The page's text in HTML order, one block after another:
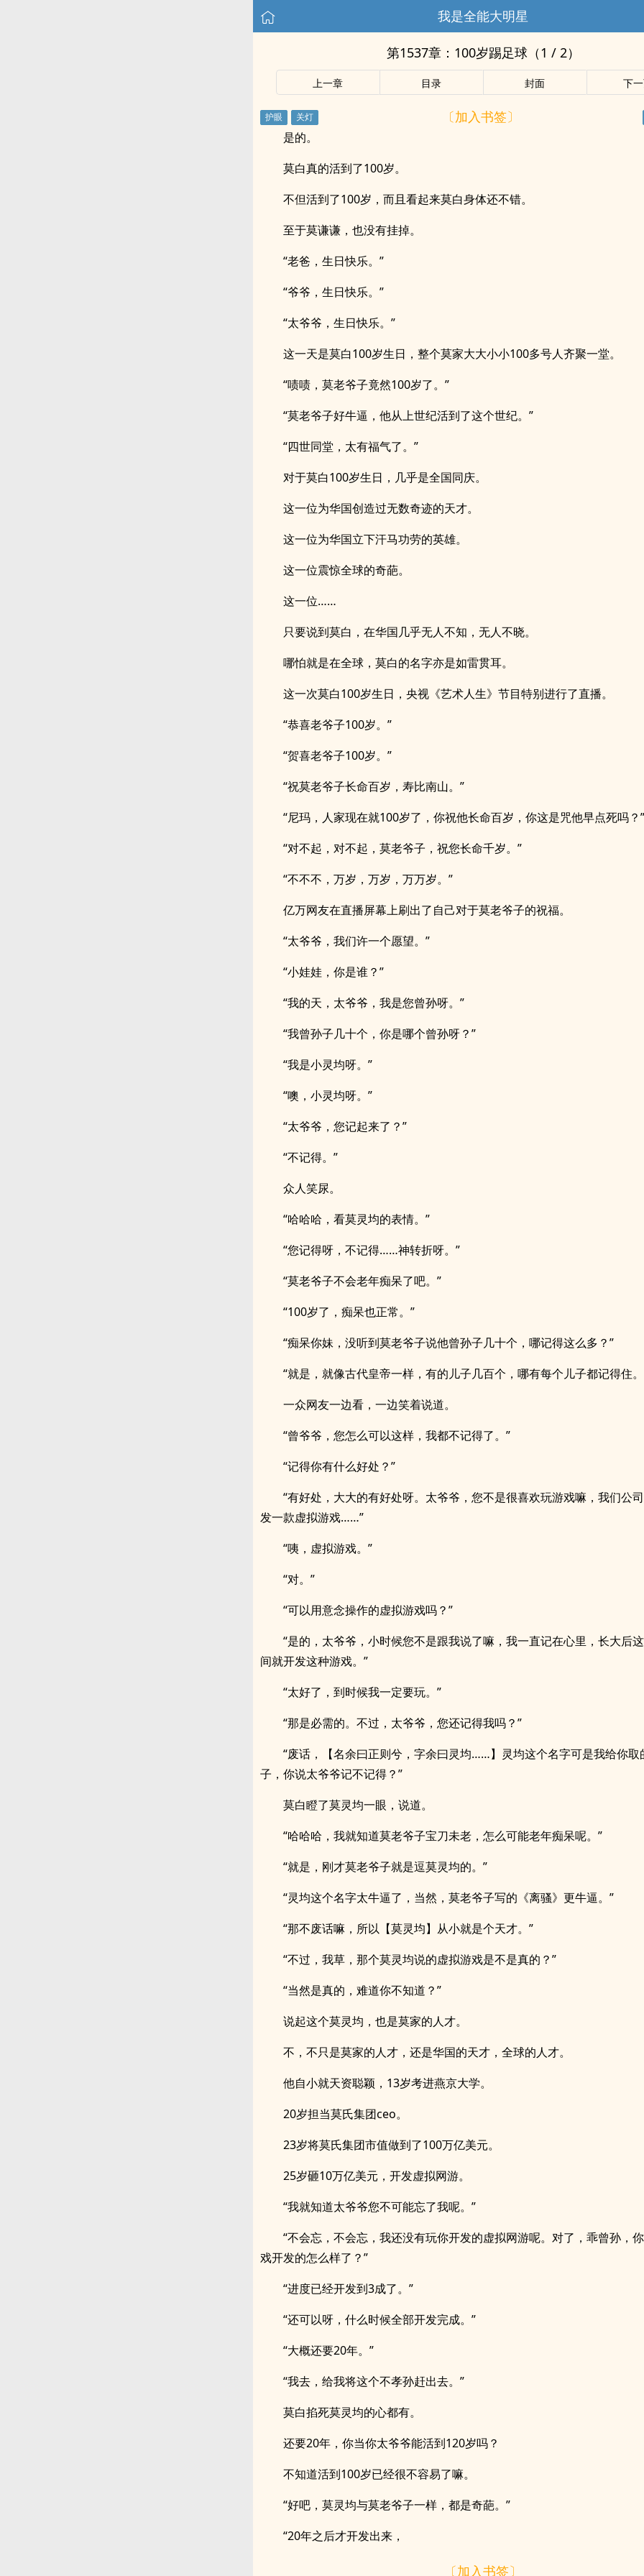
我是全能大明星
第1537章：100岁踢足球（1 / 2）
上一章 目录 封面 下
〔加入书签〕
是的。
莫白真的活到了100岁。
不但活到了100岁，而且看起来莫白身体还不错。
至于莫谦谦，也没有挂掉。
“老爸，生日快乐。”
“爷爷，生日快乐。”
“太爷爷，生日快乐。”
这一天是莫白100岁生日，整个莫家大大小小100多号人齐聚一堂。
“啧啧，莫老爷子竟然100岁了。”
“莫老爷子好牛逼，他从上世纪活到了这个世纪。”
“四世同堂，太有福气了。”
对于莫白100岁生日，几乎是全国同庆。
这一位为华国创造过无数奇迹的天才。
这一位为华国立下汗马功劳的英雄。
这一位震惊全球的奇葩。
这一位……
只要说到莫白，在华国几乎无人不知，无人不晓。
哪怕就是在全球，莫白的名字亦是如雷贯耳。
这一次莫白100岁生日，央视《艺术人生》节目特别进行了直播。
“恭喜老爷子100岁。”
“贺喜老爷子100岁。”
“祝莫老爷子长命百岁，寿比南山。”
“尼玛，人家现在就100岁了，你祝他长命百岁，你这是咒他早点死吗？”
“对不起，对不起，莫老爷子，祝您长命千岁。”
“不不不，万岁，万岁，万万岁。”
亿万网友在直播屏幕上刷出了自己对于莫老爷子的祝福。
“太爷爷，我们许一个愿望。”
“小娃娃，你是谁？”
“我的天，太爷爷，我是您曾孙呀。”
“我曾孙子几十个，你是哪个曾孙呀？”
“我是小灵均呀。”
“噢，小灵均呀。”
“太爷爷，您记起来了？”
“不记得。”
众人笑尿。
“哈哈哈，看莫灵均的表情。”
“您记得呀，不记得……神转折呀。”
“莫老爷子不会老年痴呆了吧。”
“100岁了，痴呆也正常。”
“痴呆你妹，没听到莫老爷子说他曾孙子几十个，哪记得这么多？”
“就是，就像古代皇帝一样，有的儿子几百个，哪有每个儿子都记得住
一众网友一边看，一边笑着说道。
“曾爷爷，您怎么可以这样，我都不记得了。”
“记得你有什么好处？”
“有好处，大大的有好处呀。太爷爷，您不是很喜欢玩游戏嘛，我们公
发一款虚拟游戏……”
“咦，虚拟游戏。”
“对。”
“可以用意念操作的虚拟游戏吗？”
“是的，太爷爷，小时候您不是跟我说了嘛，我一直记在心里，长大后
间就开发这种游戏。”
“太好了，到时候我一定要玩。”
“那是必需的。不过，太爷爷，您还记得我吗？”
“废话，【名余曰正则兮，字余曰灵均……】灵均这个名字可是我给你取
子，你说太爷爷记不记得？”
莫白瞪了莫灵均一眼，说道。
“哈哈哈，我就知道莫老爷子宝刀未老，怎么可能老年痴呆呢。”
“就是，刚才莫老爷子就是逗莫灵均的。”
“灵均这个名字太牛逼了，当然，莫老爷子写的《离骚》更牛逼。”
“那不废话嘛，所以【莫灵均】从小就是个天才。”
“不过，我草，那个莫灵均说的虚拟游戏是不是真的？”
“当然是真的，难道你不知道？”
说起这个莫灵均，也是莫家的人才。
不，不只是莫家的人才，还是华国的天才，全球的人才。
他自小就天资聪颖，13岁考进燕京大学。
20岁担当莫氏集团ceo。
23岁将莫氏集团市值做到了100万亿美元。
25岁砸10万亿美元，开发虚拟网游。
“我就知道太爷爷您不可能忘了我呢。”
“不会忘，不会忘，我还没有玩你开发的虚拟网游呢。对了，乖曾孙，
戏开发的怎么样了？”
“进度已经开发到3成了。”
“还可以呀，什么时候全部开发完成。”
“大概还要20年。”
“我去，给我将这个不孝孙赶出去。”
莫白掐死莫灵均的心都有。
还要20年，你当你太爷爷能活到120岁吗？
不知道活到100岁已经很不容易了嘛。
“好吧，莫灵均与莫老爷子一样，都是奇葩。”
“20年之后才开发出来，
〔加入书签〕